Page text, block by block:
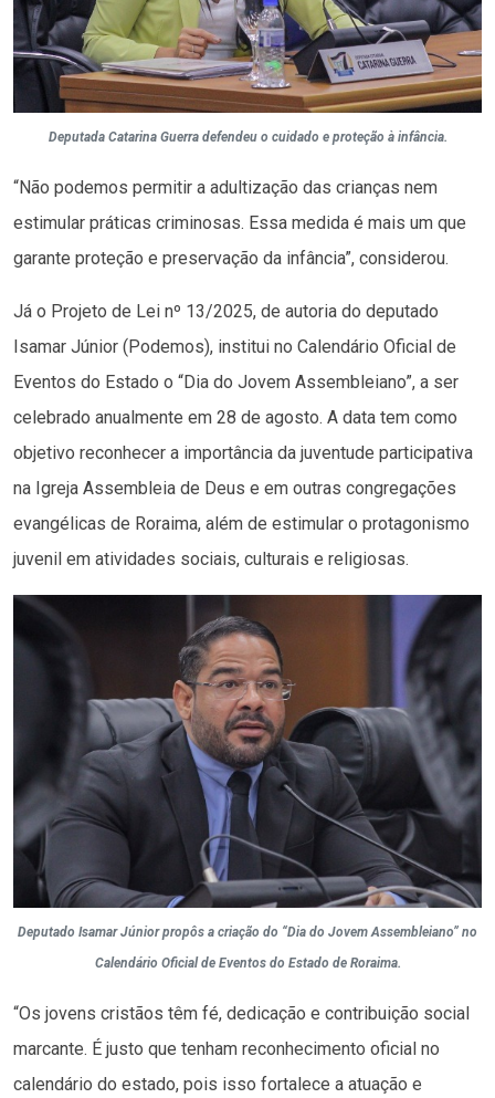
Deputada Catarina Guerra defendeu o cuidado e proteção à infância.
“Não podemos permitir a adultização das crianças nem
estimular práticas criminosas. Essa medida é mais um que
garante proteção e preservação da infância”, considerou.
Já o Projeto de Lei nº 13/2025, de autoria do deputado
Isamar Júnior (Podemos), institui no Calendário Oficial de
Eventos do Estado o “Dia do Jovem Assembleiano”, a ser
celebrado anualmente em 28 de agosto. A data tem como
objetivo reconhecer a importância da juventude participativa
na Igreja Assembleia de Deus e em outras congregações
evangélicas de Roraima, além de estimular o protagonismo
juvenil em atividades sociais, culturais e religiosas.
Deputado Isamar Júnior propôs a criação do “Dia do Jovem Assembleiano” no
Calendário Oficial de Eventos do Estado de Roraima.
“Os jovens cristãos têm fé, dedicação e contribuição social
marcante. É justo que tenham reconhecimento oficial no
calendário do estado, pois isso fortalece a atuação e